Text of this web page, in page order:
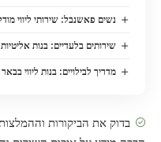
נשים פאשנבל: שירותי ליווי
שירותים בלעדיים: בנות
מדריך לבילויים: בנות ליווי
בדוק את הביקורות